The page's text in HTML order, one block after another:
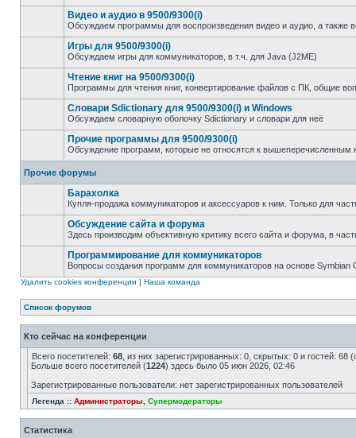
Видео и аудио в 9500/9300(i)
Обсуждаем программы для воспроизведения видео и аудио, а также
Игры для 9500/9300(i)
Обсуждаем игры для коммуникаторов, в т.ч. для Java (J2ME)
Чтение книг на 9500/9300(i)
Программы для чтения книг, конвертирование файлов с ПК, общие
Словари Sdictionary для 9500/9300(i) и Windows
Обсуждаем словарную оболочку Sdictionary и словари для неё
Прочие программы для 9500/9300(i)
Обсуждение программ, которые не относятся к вышеперечисленным
Прочие форумы
Барахолка
Купля-продажа коммуникаторов и аксессуаров к ним. Только для
Обсуждение сайта и форума
Здесь производим объективную критику всего сайта и форума, в
Программирование для коммуникаторов
Вопросы создания программ для коммуникаторов на основе Symbian
Удалить cookies конференции | Наша команда
Список форумов
Кто сейчас на конференции
Всего посетителей: 68 , из них зарегистрированных: 0, скрытых: 0 и гостей:
Больше всего посетителей (1224) здесь было 05 июн 2026, 02:46
Зарегистрированные пользователи: нет зарегистрированных пользователей
Легенда :: Администраторы Супермодераторы
Статистика